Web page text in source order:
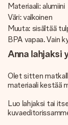
Materiaali: alumiini
Väri: valkoinen
Muuta: sisältää
BPA vapaa. Vain
Anna lahjaksi
Olet sitten
materiaali kestää
Luo lahjaksi tai